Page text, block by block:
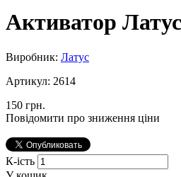
Активатор
Виробник: Латус
Артикул: 2614
150 грн.
Повідомити про зниження ціни
К-ість